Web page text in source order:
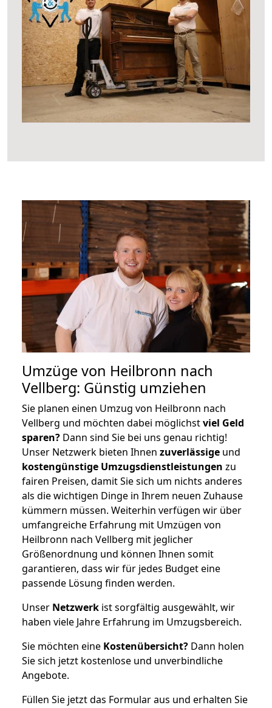
Umzüge von Heilbronn nach
Vellberg: Günstig umziehen
Sie planen einen Umzug von Heilbronn nach
Vellberg und möchten dabei möglichstviel Geld
sparen? Dann sind Sie bei uns genau richtig!
Unser Netzwerk bieten Ihnen zuverlässige und
kostengünstige Umzugsdienstleistungen zu
fairen Preisen, damit Sie sich um nichts anderes
als die wichtigen Dinge in Ihrem neuen Zuhause
kümmern müssen. Weiterhin verfügen wir über
umfangreiche Erfahrung mit Umzügen von
Heilbronn nach Vellberg mit jeglicher
Größenordnung und können Ihnen somit
garantieren, dass wir für jedes Budget eine
passende Lösung finden werden.
Unser Netzwerk ist sorgfältig ausgewählt, wir
haben viele Jahre Erfahrung im Umzugsbereich.
Sie möchten eine Kostenübersicht? Dann holen
Sie sich jetzt kostenlose und unverbindliche
Angebote.
Füllen Sie jetzt das Formular aus und erhalten Sie